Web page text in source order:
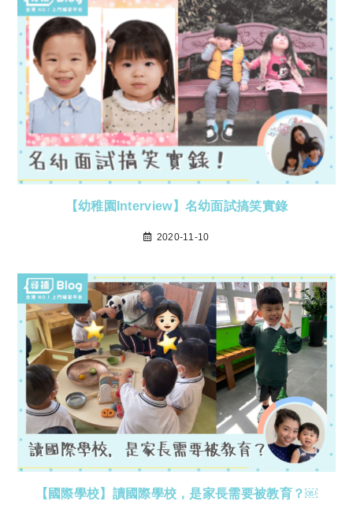
【幼稚園Interview】名幼面試搞笑實錄
2020-11-10
【國際學校】讀國際學校，是家長需要被教育？￼